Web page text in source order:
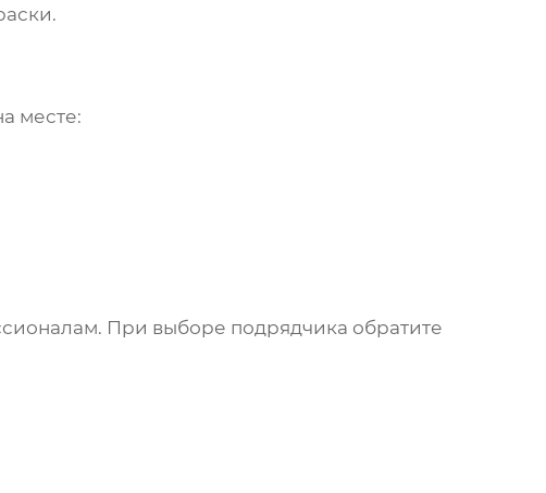
месте:
При выборе подрядчика обратите